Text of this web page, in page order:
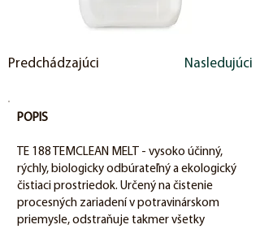
Predchádzajúci Nasledujúci
POPIS
TE 188 TEMCLEAN MELT - vysoko účinný,
rýchly, biologicky odbúrateľný a ekologický
čistiaci prostriedok. Určený na čistenie
procesných zariadení v potravinárskom
priemysle, odstraňuje takmer všetky